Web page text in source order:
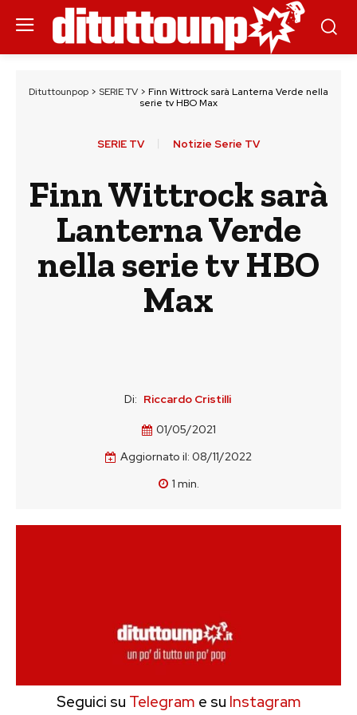
Dituttounpop > SERIE TV > Finn Wittrock sarà Lanterna Verde nella
serie tv HBO Max
SERIE TV Notizie Serie TV
Finn Wittrock sarà
Lanterna Verde
nella serie tv HBO
Max
Di: Riccardo Cristilli
01/05/2021
Aggiornato il: 08/11/2022
1 min.
Seguici su Telegram e su Instagram